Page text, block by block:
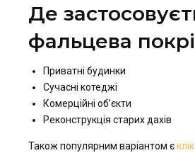
Де
фальцева
Приватні будинки
Сучасні котеджі
Комерційні об’єкти
Реконструкція старих дахів
Також популярним варіантом є